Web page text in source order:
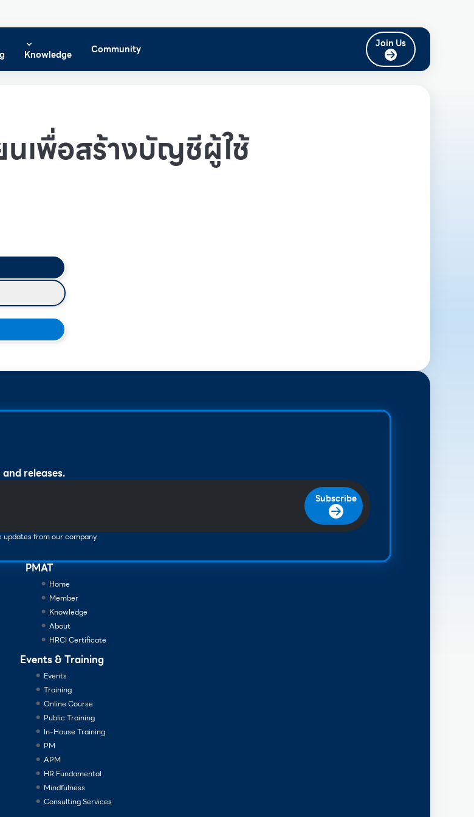
Knowledge Community Join Us
นเพื่อสร้างบัญชีผู้ใช้
releases.
Subscribe
from our company.
PMAT
Home
Member
Knowledge
About
HRCI Certificate
Events & Training
Events
Training
Online Course
Public Training
In-House Training
PM
APM
HR Fundamental
Mindfulness
Consulting Services